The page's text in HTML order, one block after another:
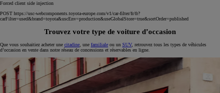
Forced client side injection
POST https://usc-webcomponents.toyota-europe.com/v1/car-filter/fr/fr?
carFilter=used&brand=toyota&uscEnv=production&useGlobalStore=true&sortOrder=published
Trouvez votre type de voiture d’occasion
Que vous souhaitiez acheter une citadine , une familiale ou un SUV, retrouvez tous les types de véhicules
d’occasion en vente dans notre réseau de concessions et réservables en ligne.